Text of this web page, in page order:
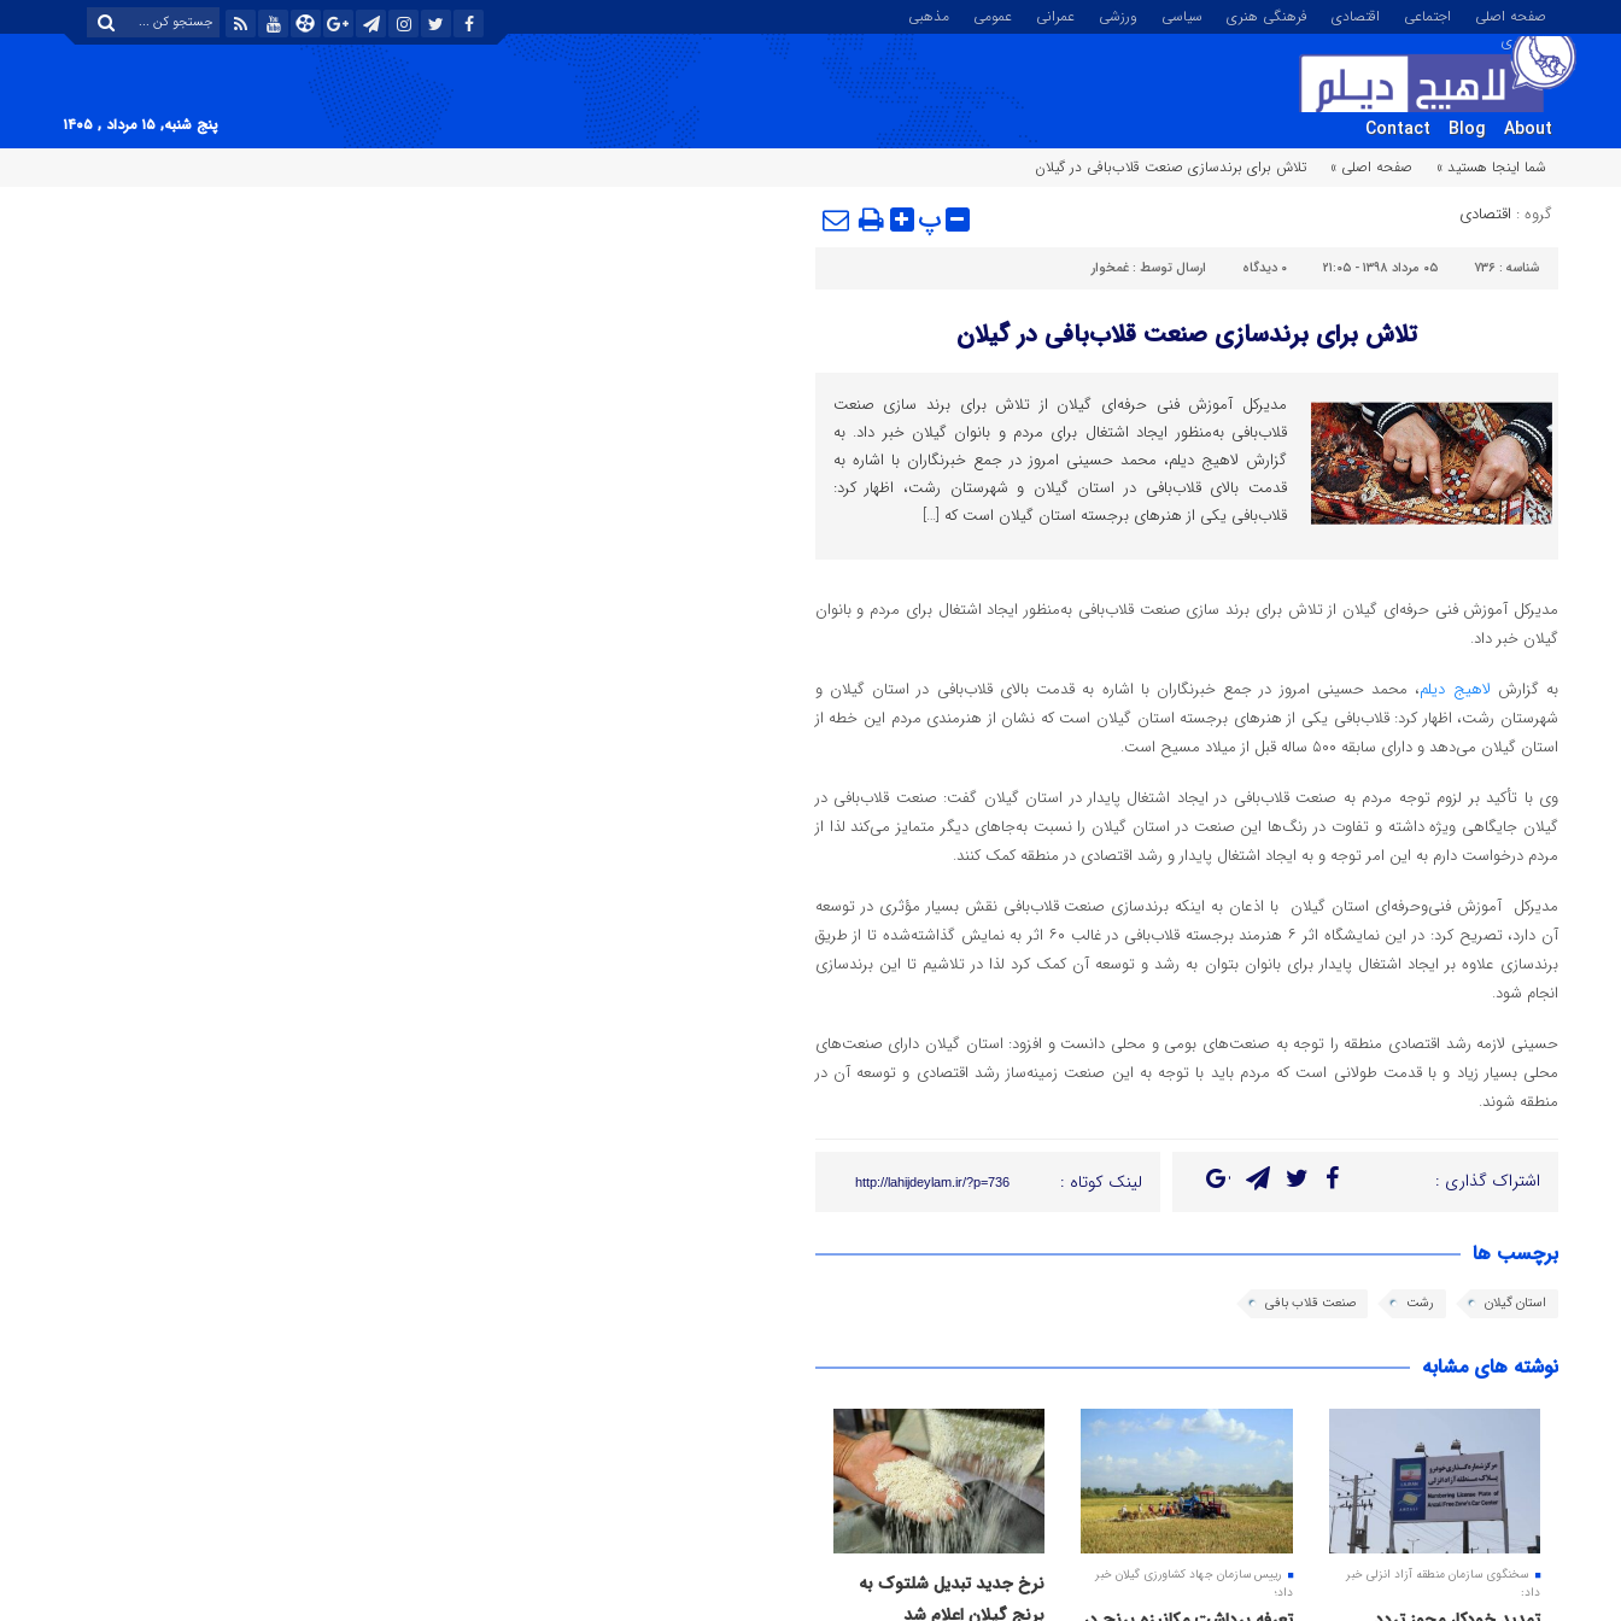
صفحه اصلی اجتماعی اقتصادی فرهنگی هنری سیاسی ورزشی عمرانی عمومی
مذهبی
تصویری
About
Blog
Contact
پنج شنبه, ۱۵ مرداد , ۱۴۰۵
شما اینجا هستید »
صفحه اصلی » تلاش برای برندسازی صنعت قلاب‌بافی در گیلان
گروه : اقتصادی پ
شناسه : ۷۳۶ ۰۵ مرداد ۱۳۹۸ - ۲۱:۰۵ ۰ دیدگاه ارسال توسط : غمخوار
تلاش برای برندسازی صنعت قلاب‌بافی در گیلان
مدیرکل آموزش فنی حرفه‌ای گیلان از تلاش برای برند سازی صنعت
قلاب‌بافی به‌منظور ایجاد اشتغال برای مردم و بانوان گیلان خبر داد. به
گزارش لاهیج دیلم، محمد حسینی امروز در جمع خبرنگاران با اشاره به
قدمت بالای قلاب‌بافی در استان گیلان و شهرستان رشت، اظهار کرد:
قلاب‌بافی یکی از هنرهای برجسته استان گیلان است که […]
مدیرکل آموزش فنی حرفه‌ای گیلان از تلاش برای برند سازی صنعت قلاب‌بافی به‌منظور ایجاد اشتغال برای مردم و بانوان
گیلان خبر داد.
به گزارش لاهیج دیلم، محمد حسینی امروز در جمع خبرنگاران با اشاره به قدمت بالای قلاب‌بافی در استان گیلان و
شهرستان رشت، اظهار کرد: قلاب‌بافی یکی از هنرهای برجسته استان گیلان است که نشان از هنرمندی مردم این خطه از
استان گیلان می‌دهد و دارای سابقه ۵۰۰ ساله قبل از میلاد مسیح است.
وی با تأکید بر لزوم توجه مردم به صنعت قلاب‌بافی در ایجاد اشتغال پایدار در استان گیلان گفت: صنعت قلاب‌بافی در
گیلان جایگاهی ویژه داشته و تفاوت در رنگ‌ها این صنعت در استان گیلان را نسبت به‌جاهای دیگر متمایز می‌کند لذا از
مردم درخواست دارم به این امر توجه و به ایجاد اشتغال پایدار و رشد اقتصادی در منطقه کمک کنند.
مدیرکل آموزش فنی‌وحرفه‌ای استان گیلان با اذعان به اینکه برندسازی صنعت قلاب‌بافی نقش بسیار مؤثری در توسعه
آن دارد، تصریح کرد: در این نمایشگاه اثر ۶ هنرمند برجسته قلاب‌بافی در غالب ۶۰ اثر به نمایش گذاشته‌شده تا از طریق
برندسازی علاوه بر ایجاد اشتغال پایدار برای بانوان بتوان به رشد و توسعه آن کمک کرد لذا در تلاشیم تا این برندسازی
انجام شود.
حسینی لازمه رشد اقتصادی منطقه را توجه به صنعت‌های بومی و محلی دانست و افزود: استان گیلان دارای صنعت‌های
محلی بسیار زیاد و با قدمت طولانی است که مردم باید با توجه به این صنعت زمینه‌ساز رشد اقتصادی و توسعه آن در
منطقه شوند.
اشتراک گذاری : لینک کوتاه : http://lahijdeylam.ir/?p=736
برچسب ها
استان گیلان رشت صنعت قلاب بافی
نوشته های مشابه
سخنگوی سازمان منطقه آزاد انزلی خبر
داد:
رییس سازمان جهاد کشاورزی گیلان خبر
داد؛
نرخ جدید تبدیل شلتوک به
برنج گیلان اعلام شد